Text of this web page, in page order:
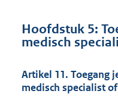
Hoofdstuk 5:
medisch
Artikel 11. Toegang
medisch specialist